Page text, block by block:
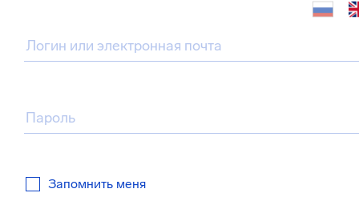
Запомнить меня